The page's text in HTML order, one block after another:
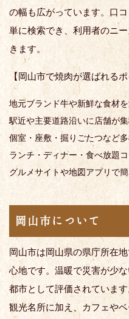
の幅も広がっています。口
単に検索でき、利用者のニ
きます。
【岡山市で焼肉が選ばれるポ
地元ブランド牛や新鮮な食材
駅近や主要道路沿いに店舗が
個室・座敷・掘りごたつなど
ランチ・ディナー・食べ放題
グルメサイトや地図アプリで
岡山市について
岡山市は岡山県の県庁所在
心地です。温暖で災害が少
都市として評価されていま
観光名所に加え、カフェや